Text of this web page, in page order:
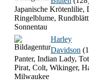
Japanische Krötenlilie,
Ringelblume,
Sonnentau
Harley
Davidson
Panter, Indian Lady,
Pirat, Colt, Wikinger,
Milwaukee